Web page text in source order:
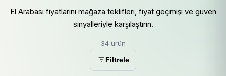
El Arabası fiyatlarını mağaza teklifleri, fiyat geçmişi ve güven
sinyalleriyle karşılaştırın.
34 ürün
Filtrele